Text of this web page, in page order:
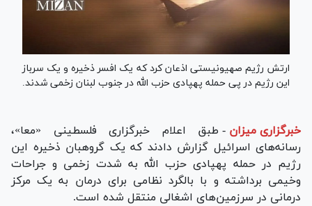
ارتش رژیم صهیونیستی اذعان کرد که یک افسر ذخیره و یک سرباز
این رژیم در پی حمله پهپادی حزب الله در جنوب لبنان زخمی شدند.
خبرگزاری میزان - طبق اعلام خبرگزاری فلسطینی «معا»،
رسانه‌های اسرائیل گزارش دادند که یک گروهبان ذخیره این
رژیم در حمله پهپادی حزب الله به شدت زخمی و جراحات
وخیمی برداشته و با بالگرد نظامی برای درمان به یک مرکز
درمانی در سرزمین‌های اشغالی منتقل شده است.